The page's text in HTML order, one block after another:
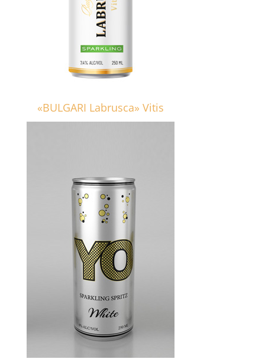
«BULGARI Labrusca» Vitis